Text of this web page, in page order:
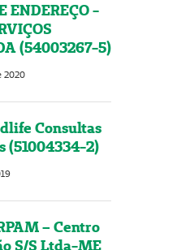
ENDEREÇO -
(54003267-5)
2020
Consultas
(51004334-2)
– Centro
S/S Ltda-ME